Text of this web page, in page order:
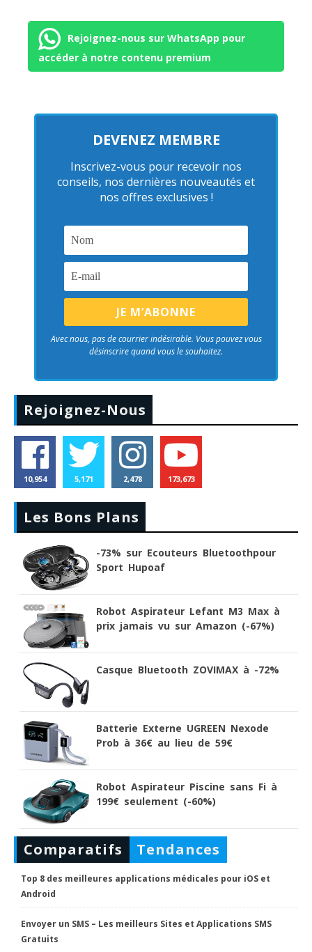
Rejoignez-nous sur WhatsApp pour
accéder à notre contenu premium
DEVENEZ MEMBRE
Inscrivez-vous pour recevoir nos
conseils, nos dernières nouveautés et
nos offres exclusives !
Avec nous, pas de courrier indésirable. Vous pouvez vous
désinscrire quand vous le souhaitez.
Rejoignez-Nous
10,954 5,171 2,478 173,673
Les Bons Plans
-73% sur Ecouteurs Bluetoothpour
Sport Hupoaf
Robot Aspirateur Lefant M3 Max à
prix jamais vu sur Amazon (-67%)
Casque Bluetooth ZOVIMAX à -72%
Batterie Externe UGREEN Nexode
Prob à 36€ au lieu de 59€
Robot Aspirateur Piscine sans Fi à
199€ seulement (-60%)
Comparatifs Tendances
Top 8 des meilleures applications médicales pour iOS et
Android
Envoyer un SMS – Les meilleurs Sites et Applications SMS
Gratuits